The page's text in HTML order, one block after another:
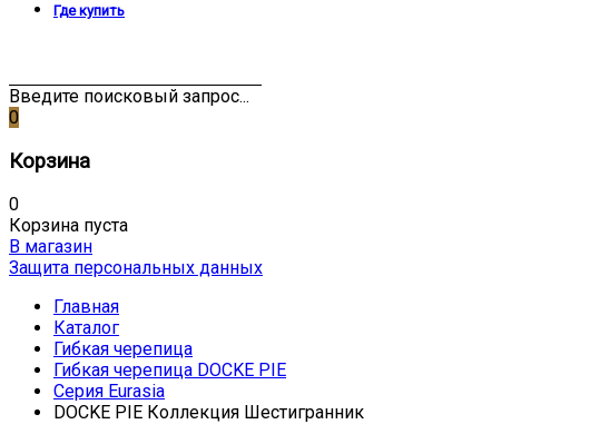
Где купить
Введите поисковый запрос...
0
Корзина
0
Корзина пуста
В магазин
Защита персональных данных
Главная
Каталог
Гибкая черепица
Гибкая черепица DOCKE PIE
Серия Eurasia
DOCKE PIE Коллекция Шестигранник